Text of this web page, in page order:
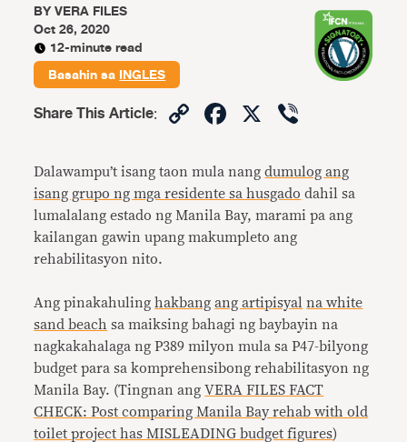
BYVERA FILES
Oct 26, 2020
12-minute read
Basahin saINGLES
Share This Article: CopyFacebook
X
Dalawampu’t isang taon mula nangdumulog ang
isang grupo ng mga residente sa husgado dahil sa
lumalalang estado ng Manila Bay, marami pa ang
kailangan gawin upang makumpleto ang
rehabilitasyon nito.
Ang pinakahulinghakbang ang artipisyal na white
sand beach sa maiksing bahagi ng baybayin na
nagkakahalaga ng P389 milyon mula sa P47-bilyong
budget para sa komprehensibong rehabilitasyon ng
Manila Bay. (Tingnan angVERA FILES FACT
CHECK: Post comparing Manila Bay rehab with old
toilet project has MISLEADING budget figures)